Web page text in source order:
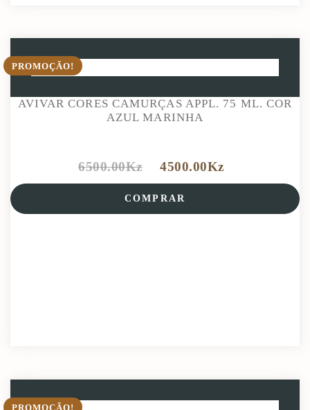
PROMOÇÃO!
AVIVAR CORES CAMURÇAS APPL. 75 ML. COR
AZUL MARINHA
6500.00Kz 4500.00Kz
COMPRAR
PROMOÇÃO!